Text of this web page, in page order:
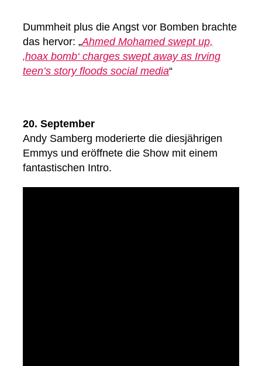
Dummheit plus die Angst vor Bomben brachte
das hervor: „Ahmed Mohamed swept up,
‚hoax bomb‘ charges swept away as Irving
teen’s story floods social media“
20. September
Andy Samberg moderierte die diesjährigen
Emmys und eröffnete die Show mit einem
fantastischen Intro.